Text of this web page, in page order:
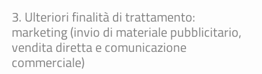
3. Ulteriori finalità di trattamento:
marketing (invio di materiale pubblicitario,
vendita diretta e comunicazione
commerciale)